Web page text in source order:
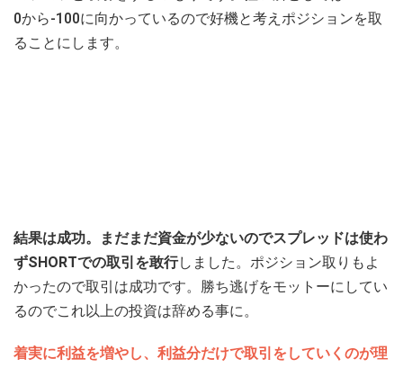
0から-100に向かっているので好機と考えポジションを取
ることにします。
結果は成功。まだまだ資金が少ないのでスプレッドは使わ
ずSHORTでの取引を敢行しました。ポジション取りもよ
かったので取引は成功です。勝ち逃げをモットーにしてい
るのでこれ以上の投資は辞める事に。
着実に利益を増やし、利益分だけで取引をしていくのが理